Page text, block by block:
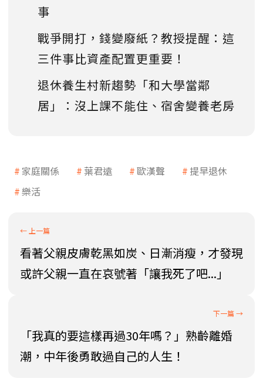
事
戰爭開打，錢變廢紙？教授提醒：這
三件事比資產配置更重要！
退休養生村新趨勢「和大學當鄰
居」：沒上課不能住、宿舍變養老房
家庭關係 葉君遠 歐漢聲
提早退休
樂活
看著父親皮膚乾黑如炭、日漸消瘦，才發現
或許父親一直在哀號著「讓我死了吧...」
「我真的要這樣再過30年嗎？」熟齡離婚
潮，中年後勇敢過自己的人生！